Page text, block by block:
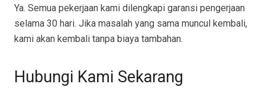
Ya. Semua pekerjaan kami dilengkapi garansi pengerjaan
selama 30 hari. Jika masalah yang sama muncul kembali,
kami akan kembali tanpa biaya tambahan.
Hubungi Kami Sekarang